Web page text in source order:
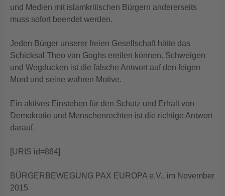
und Medien mit islamkritischen Bürgern andererseits
muss sofort beendet werden.
Jeden Bürger unserer freien Gesellschaft hätte das
Schicksal Theo van Goghs ereilen können. Schweigen
und Wegducken ist die falsche Antwort auf den feigen
Mord und seine wahren Motive.
Ein aktives Einstehen für den Schutz und Erhalt von
Demokratie und Menschenrechten ist die richtige Antwort
darauf.
[URIS id=864]
BÜRGERBEWEGUNG PAX EUROPA e.V., im November
2015